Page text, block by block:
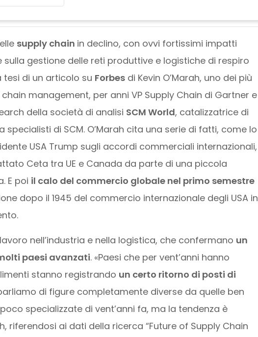
supply chain in declino, con ovvi fortissimi impatti
sulla gestione delle reti produttive e logistiche di respiro
tesi di un articolo su Forbesdi Kevin O’Marah, uno dei più
management, per anni VP Supply Chain di Gartner e
della società di analisi SCM World, catalizzatrice di
di SCM. O’Marah cita una serie di fatti, come lo
USA Trump sugli accordi commerciali internazionali,
Ceta tra UE e Canada da parte di una piccola
E poi il calo del commercio globale nel primo semestre
dopo il 1945 del commercio internazionale degli USA in
nell’industria e nella logistica, che confermano un
paesi avanzati. «Paesi che per vent’anni hanno
stanno registrando un certo ritorno di posti di
di figure completamente diverse da quelle ben
specializzate di vent’anni fa, ma la tendenza è
riferendosi ai dati della ricerca “Future of Supply Chain